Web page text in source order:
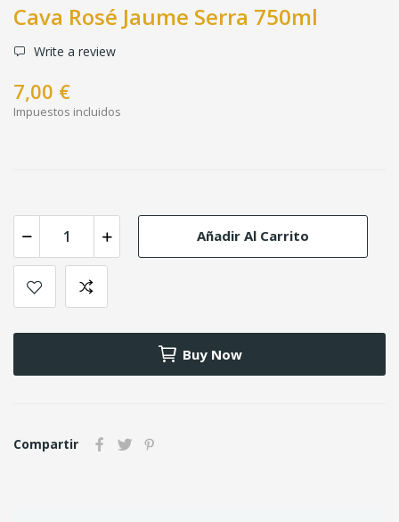
Cava Rosé Jaume Serra 750ml
Write a review
7,00 €
Impuestos incluidos
Añadir Al Carrito
Buy Now
Compartir